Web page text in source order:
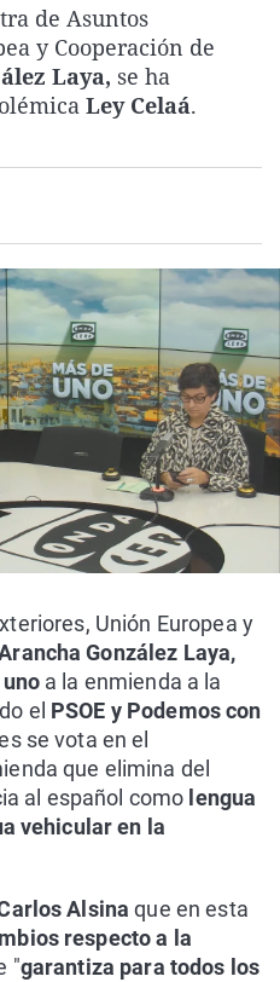
La rosa de los vientos
Gente viajera
Como el perro y el
Caso
Retornados
Equipo de
Extremadura
Galicia
La Rioja
Virales
Televisión
Elecciones
de Asuntos
y Cooperación de
Laya, se ha
Ley Celaá.
Unión Europea y
González Laya,
a la enmienda a la
el PSOE y Podemos con
se vota en el
que elimina del
al español como lengua
vehicular en la
Alsinaque en esta
respecto a la
"garantiza para todos los